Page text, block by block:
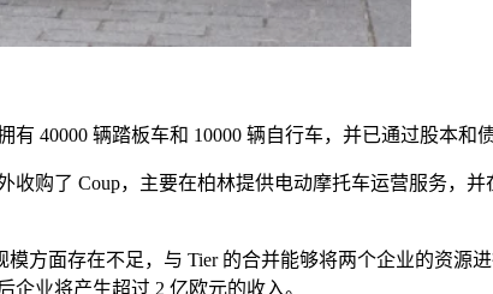
有 40000 辆踏板车和 10000 辆自行车，并已通过股本和
收购了 Coup，主要在柏林提供电动摩托车运营服务，并
模方面存在不足，与 Tier 的合并能够将两个企业的资源
企业将产生超过 2 亿欧元的收入。